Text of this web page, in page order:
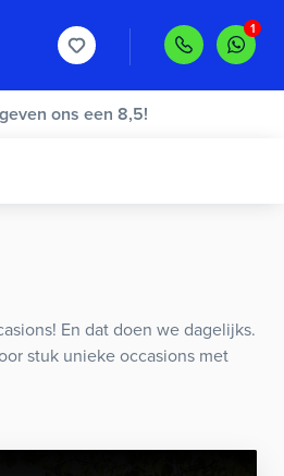
ons een 8,5!
En dat doen we dagelijks.
stuk unieke occasions met